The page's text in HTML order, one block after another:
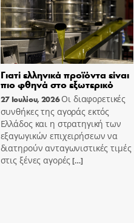
Γιατί ελληνικά προϊόντα είναι
πιο φθηνά στο εξωτερικό
27 Ιουλίου, 2026Οι διαφορετικές
συνθήκες της αγοράς εκτός
Ελλάδος και η στρατηγική των
εξαγωγικών επιχειρήσεων να
διατηρούν ανταγωνιστικές τιμές
στις ξένες αγορές[…]